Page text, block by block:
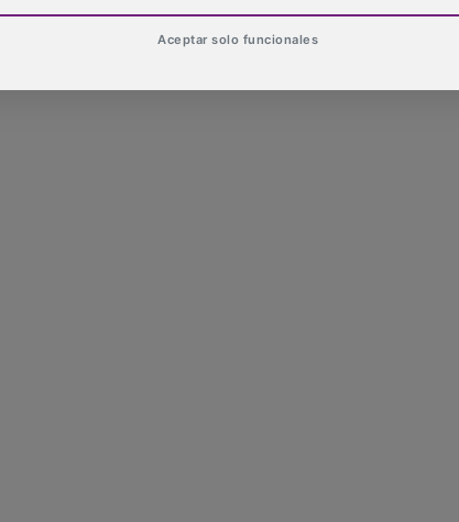
Aceptar solo funcionales